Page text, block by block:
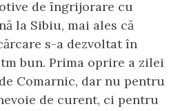
de îngrijorare cu
la Sibiu, mai ales că
s-a dezvoltat în
bun. Prima oprire a zilei
Comarnic, dar nu pentru
de curent, ci pentru